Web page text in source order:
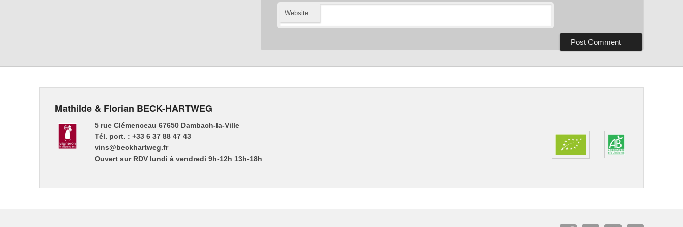
Website
Mathilde & Florian BECK-HARTWEG
5 rue Clémenceau 67650 Dambach-la-Ville
Tél. port. : +33 6 37 88 47 43
vins@beckhartweg.fr
Ouvert sur RDV lundi à vendredi 9h-12h 13h-18h